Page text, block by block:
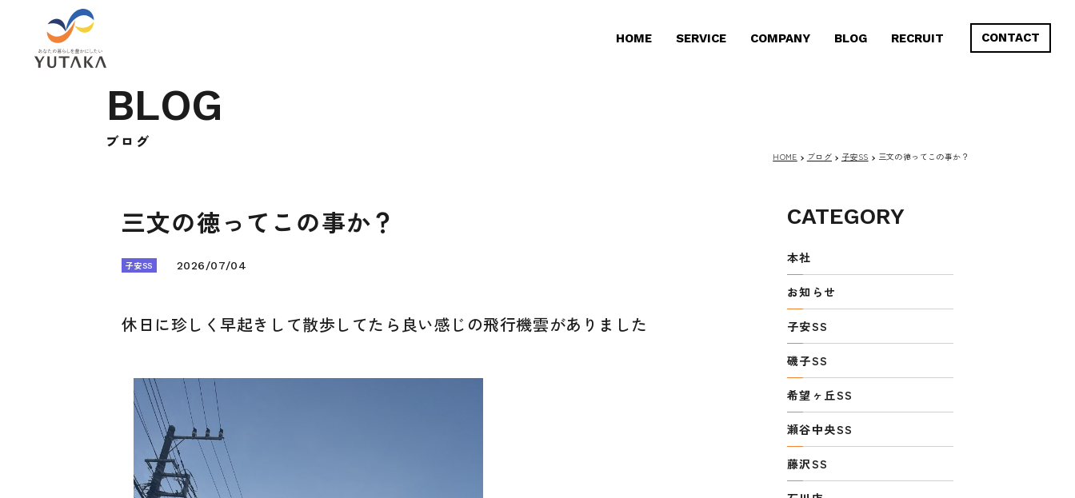
HOME SERVICE COMPANY BLOG RECRUIT CONTACT
BLOG
ブロ グ
HOME ブログ 子安SS 三文の徳ってこの事か？
三文の徳ってこの事か？
子安SS 2026/07/04
休日に珍しく早起きして散歩してたら良い感じの飛行機雲がありました
CATEGORY
本社
お知らせ
子安SS
磯子SS
希望ヶ丘SS
瀬谷中央SS
藤沢SS